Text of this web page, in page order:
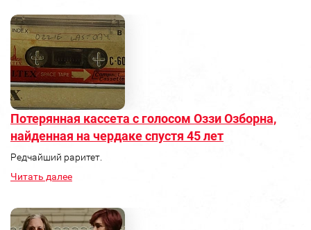
Потерянная кассета с голосом Оззи Озборна,
найденная на чердаке спустя 45 лет
Редчайший раритет.
Читать далее